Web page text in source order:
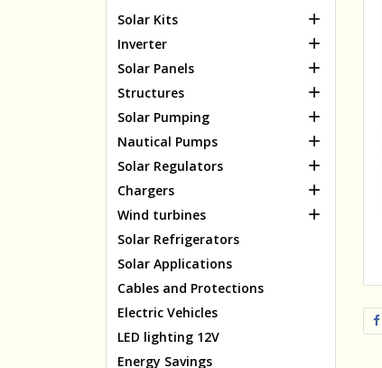
Solar Kits 
Inverter 
Solar Panels 
Structures 
Solar Pumping 
Nautical Pumps 
Solar Regulators 
Chargers 
Wind turbines 
Solar Refrigerators
Solar Applications
Cables and Protections
Electric Vehicles
LED lighting 12V
Energy Savings